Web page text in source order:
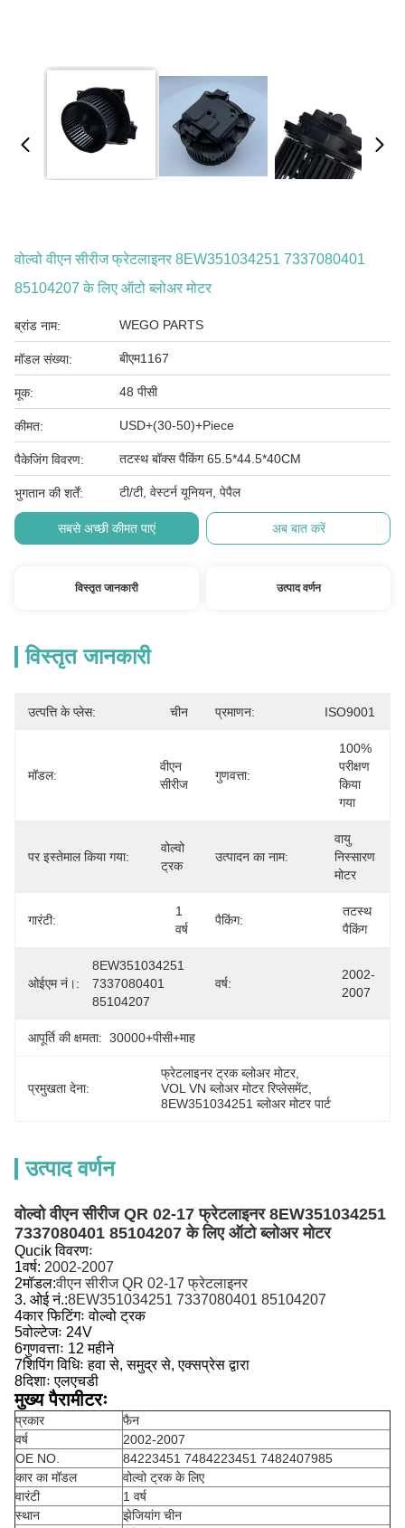
वोल्वो वीएन सीरीज फ्रेटलाइनर 8EW351034251 7337080401
85104207 के लिए ऑटो ब्लोअर मोटर
ब्रांड नाम: WEGO PARTS
मॉडल संख्या: बीएम1167
मूक: 48 पीसी
कीमत: USD+(30-50)+Piece
पैकेजिंग विवरण: तटस्थ बॉक्स पैकिंग 65.5*44.5*40CM
भुगतान की शर्तें: टी/टी, वेस्टर्न यूनियन, पेपैल
सबसे अच्छी कीमत पाएं अब बात करें
विस्तृत जानकारी उत्पाद वर्णन
विस्तृत जानकारी
उत्पत्ति के प्लेस: चीन प्रमाणन: ISO9001
मॉडल:
वीएन
सीरीज
गुणवत्ता:
100%
परीक्षण
किया
गया
पर इस्तेमाल किया गया:
वोल्वो
ट्रक
उत्पादन का नाम:
वायु
निस्सारण
​​मोटर
गारंटी:
1
वर्ष
पैकिंग:
तटस्थ
पैकिंग
ओईएम नं।:
8EW351034251
7337080401
85104207
वर्ष:
2002-
2007
आपूर्ति की क्षमता: 30000+पीसी+माह
प्रमुखता देना:
फ्रेटलाइनर ट्रक ब्लोअर मोटर,
VOL VN ब्लोअर मोटर रिप्लेसमेंट
8EW351034251 ब्लोअर मोटर पार्ट
उत्पाद वर्णन
वोल्वो वीएन सीरीज QR 02-17 फ्रेटलाइनर 8EW351034251
7337080401 85104207 के लिए ऑटो ब्लोअर मोटर
Qucik विवरणः
1वर्ष: 2002-2007
2मॉडल:वीएन सीरीज QR 02-17 फ्रेटलाइनर
3. ओई नं.:8EW351034251 7337080401 85104207
4कार फिटिंगः वोल्वो ट्रक
5वोल्टेजः 24V
6गुणवत्ताः 12 महीने
7शिपिंग विधिः हवा से, समुद्र से, एक्सप्रेस द्वारा
8दिशाः एलएचडी
मुख्य पैरामीटरः
प्रकार
फैन
वर्ष
2002-2007
OE NO.
84223451 7484223451 7482407985
कार का मॉडल
वोल्वो ट्रक के लिए
वारंटी
1 वर्ष
स्थान
झेजियांग चीन